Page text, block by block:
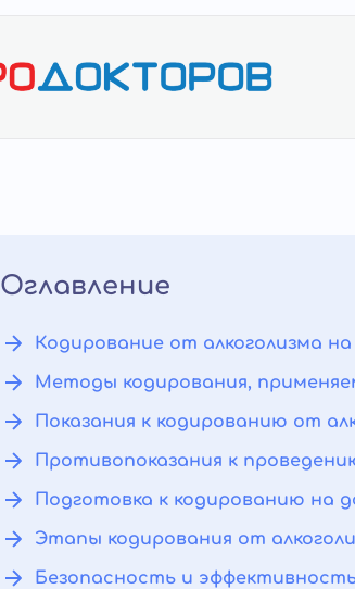
Оглавление
Кодирование от алкоголизма
Методы кодирования,
Показания к кодированию от
Противопоказания к
Подготовка к кодированию на
Этапы кодирования от
Безопасность и